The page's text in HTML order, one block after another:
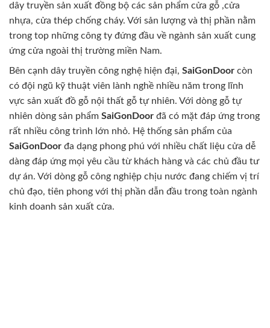
dây truyền sản xuất đồng bộ các sản phẩm cửa gỗ ,cửa
nhựa, cửa thép chống cháy. Với sản lượng và thị phần nằm
trong top những công ty đứng đầu về ngành sản xuất cung
ứng cửa ngoài thị trường miền Nam.
Bên cạnh dây truyền công nghệ hiện đại, SaiGonDoor còn
có đội ngũ kỹ thuật viên lành nghề nhiều năm trong lĩnh
vực sản xuất đồ gỗ nội thất gỗ tự nhiên. Với dòng gỗ tự
nhiên dòng sản phẩm SaiGonDoor đã có mặt đáp ứng trong
rất nhiều công trình lớn nhỏ. Hệ thống sản phẩm của
SaiGonDoor đa dạng phong phú với nhiều chất liệu cửa dễ
dàng đáp ứng mọi yêu cầu từ khách hàng và các chủ đầu tư
dự án. Với dòng gỗ công nghiệp chịu nước đang chiếm vị trí
chủ đạo, tiên phong với thị phần dẫn đầu trong toàn ngành
kinh doanh sản xuất cửa.